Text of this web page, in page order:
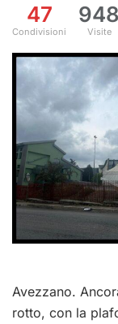
47
Condivisioni
948
Visite
Avezzano.
rotto, con la